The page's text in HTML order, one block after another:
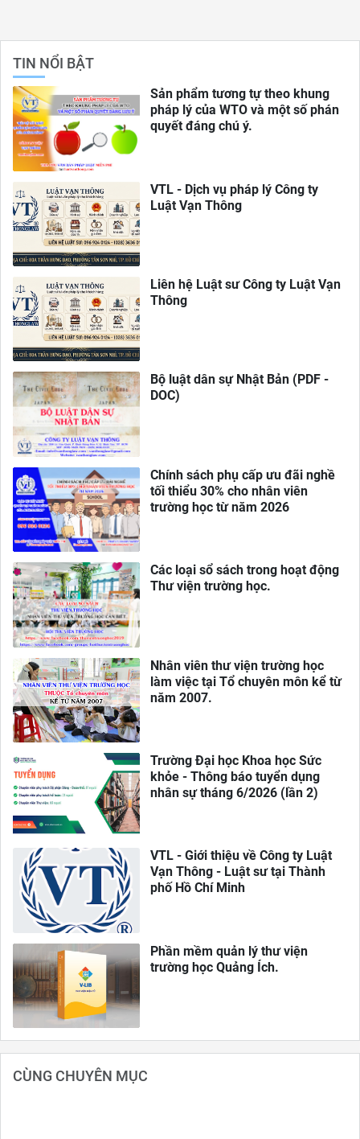
TIN NỔI BẬT
Sản phẩm tương tự theo khung
pháp lý của WTO và một số phán
quyết đáng chú ý.
VTL - Dịch vụ pháp lý Công ty
Luật Vạn Thông
Liên hệ Luật sư Công ty Luật Vạn
Thông
Bộ luật dân sự Nhật Bản (PDF -
DOC)
Chính sách phụ cấp ưu đãi nghề
tối thiểu 30% cho nhân viên
trường học từ năm 2026
Các loại sổ sách trong hoạt động
Thư viện trường học.
Nhân viên thư viện trường học
làm việc tại Tổ chuyên môn kể từ
năm 2007.
Trường Đại học Khoa học Sức
khỏe - Thông báo tuyển dụng
nhân sự tháng 6/2026 (lần 2)
VTL - Giới thiệu về Công ty Luật
Vạn Thông - Luật sư tại Thành
phố Hồ Chí Minh
Phần mềm quản lý thư viện
trường học Quảng Ích.
CÙNG CHUYÊN MỤC